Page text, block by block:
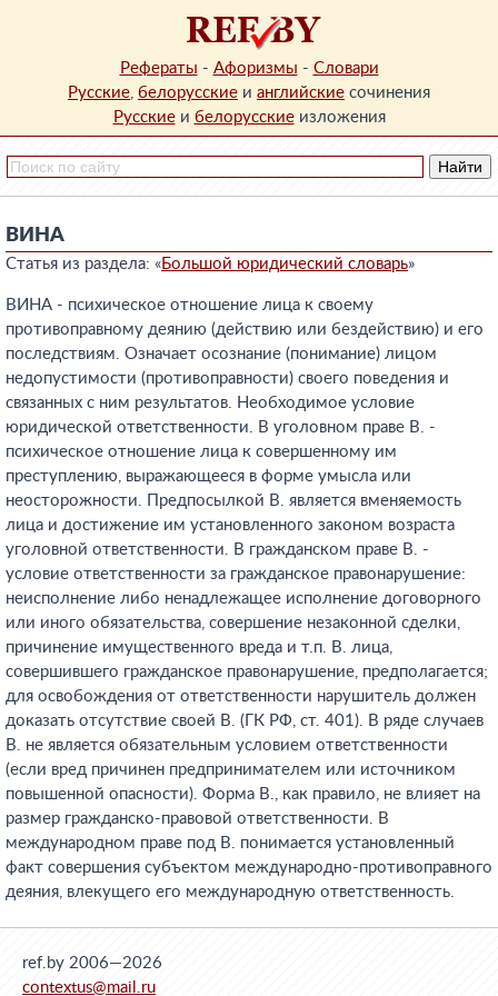
Рефераты - Афоризмы - Словари
Русские, белорусские и английские сочинения
Русскиеи белорусскиеизложения
ВИНА
Статья из раздела: «Большой юридический словарь»
ВИНА - психическое отношение лица к своему
противоправному деянию (действию или бездействию) и его
последствиям. Означает осознание (понимание) лицом
недопустимости (противоправности) своего поведения и
связанных с ним результатов. Необходимое условие
юридической ответственности. В уголовном праве В. -
психическое отношение лица к совершенному им
преступлению, выражающееся в форме умысла или
неосторожности. Предпосылкой В. является вменяемость
лица и достижение им установленного законом возраста
уголовной ответственности. В гражданском праве В. -
условие ответственности за гражданское правонарушение:
неисполнение либо ненадлежащее исполнение договорного
или иного обязательства, совершение незаконной сделки,
причинение имущественного вреда и т.п. В. лица,
совершившего гражданское правонарушение, предполагается;
для освобождения от ответственности нарушитель должен
доказать отсутствие своей В. (ГК РФ, ст. 401). В ряде случаев
В. не является обязательным условием ответственности
(если вред причинен предпринимателем или источником
повышенной опасности). Форма В., как правило, не влияет на
размер гражданско-правовой ответственности. В
международном праве под В. понимается установленный
факт совершения субъектом международно-противоправного
деяния, влекущего его международную ответственность.
ref.by 2006—2026
contextus@mail.ru